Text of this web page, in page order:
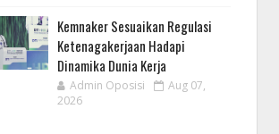
Kemnaker Sesuaikan Regulasi
Ketenagakerjaan Hadapi
Dinamika Dunia Kerja
Admin Oposisi
Aug 07,
2026